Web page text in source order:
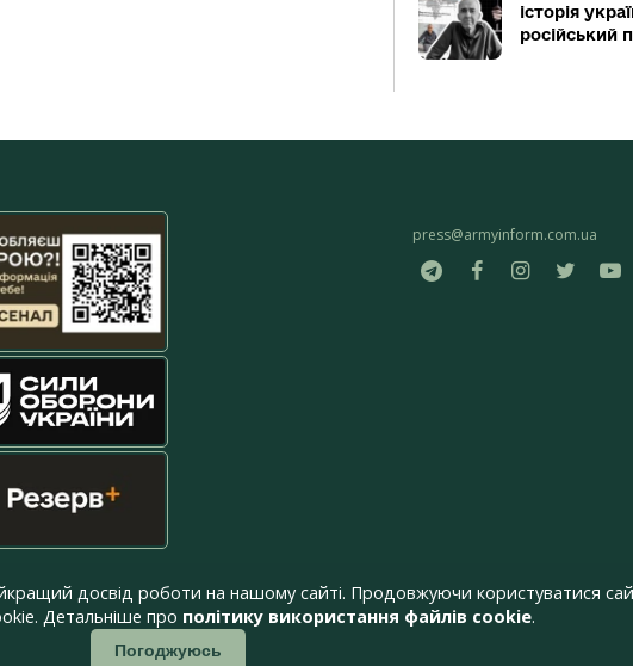
історія
російський
press@armyinform.com.ua
досвід роботи на нашому сайті. Продовжуючи користуватися
Детальніше про політику використання файлів cookie.
Погоджуюсь